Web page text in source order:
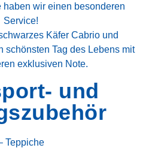
haben wir einen besonderen
Service!
Käfer Cabrio und
schönsten Tag des Lebens mit
exklusiven Note.
und
Teppiche